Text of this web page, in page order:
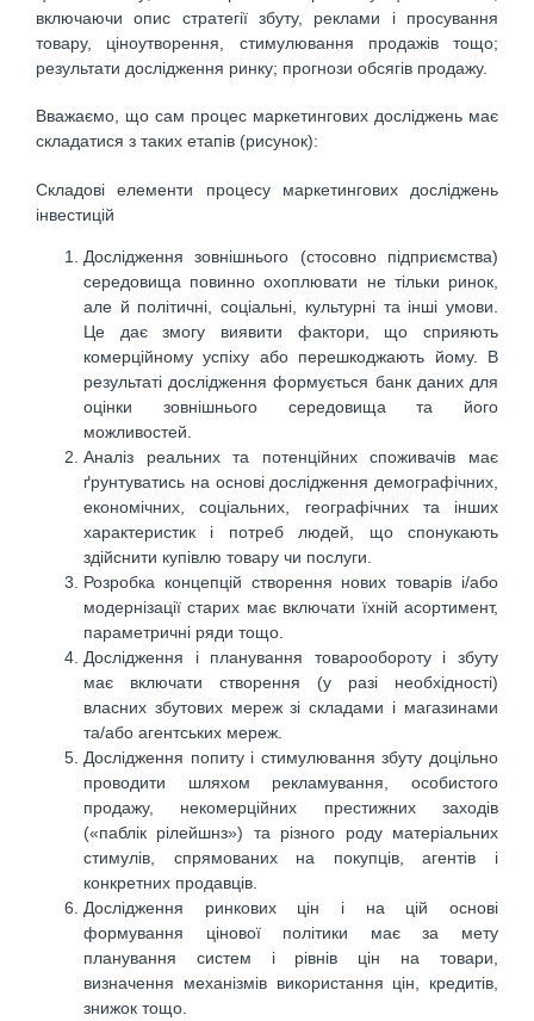
включаючи опис стратегії збуту, реклами і просування
товару, ціноутворення, стимулювання продажів тощо;
результати дослідження ринку; прогнози обсягів продажу.
Вважаємо, що сам процес маркетингових досліджень має
складатися з таких етапів (рисунок):
Складові елементи процесу маркетингових досліджень
інвестицій
Дослідження зовнішнього (стосовно підприємства)
середовища повинно охоплювати не тільки ринок,
але й політичні, соціальні, культурні та інші умови.
Це дає змогу виявити фактори, що сприяють
комерційному успіху або перешкоджають йому. В
результаті дослідження формується банк даних для
оцінки зовнішнього середовища та його
можливостей.
Аналіз реальних та потенційних споживачів має
ґрунтуватись на основі дослідження демографічних,
економічних, соціальних, географічних та інших
характеристик і потреб людей, що спонукають
здійснити купівлю товару чи послуги.
Розробка концепцій створення нових товарів і/або
модернізації старих має включати їхній асортимент,
параметричні ряди тощо.
Дослідження і планування товарообороту і збуту
має включати створення (у разі необхідності)
власних збутових мереж зі складами і магазинами
та/або агентських мереж.
Дослідження попиту і стимулювання збуту доцільно
проводити шляхом рекламування, особистого
продажу, некомерційних престижних заходів
(«паблік рілейшнз») та різного роду матеріальних
стимулів, спрямованих на покупців, агентів і
конкретних продавців.
Дослідження ринкових цін і на цій основі
формування цінової політики має за мету
планування систем і рівнів цін на товари,
визначення механізмів використання цін, кредитів,
знижок тощо.